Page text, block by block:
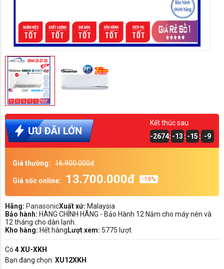
Kết thúc sau
-2674: -13 : -15 : -9
Giá thường: 16.900.000đ
Giá sốc online: 13.700.000đ -19%
Hãng: PanasonicXuất xứ: Malaysia
Bảo hành: HÀNG CHÍNH HÃNG - Bảo Hành 12 Năm cho máy nén và
12 tháng cho dàn lạnh.
Kho hàng: Hết hàngLượt xem: 5775 lượt
Có 4 XU-XKH
Bạn đang chọn: XU12XKH